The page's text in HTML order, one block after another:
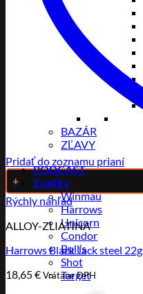
BAZÁR
ZĽAVY
PODCAST
Značky
Winmau
Harrows
Unicorn
Condor
Bull’s
Shot
Target
Pridať do zoznamu prianí
+
Rýchly náhľad
ALLOY-ZLIATINA
Harrows Black Jack steel 22g
18,65€Vrátane DPH